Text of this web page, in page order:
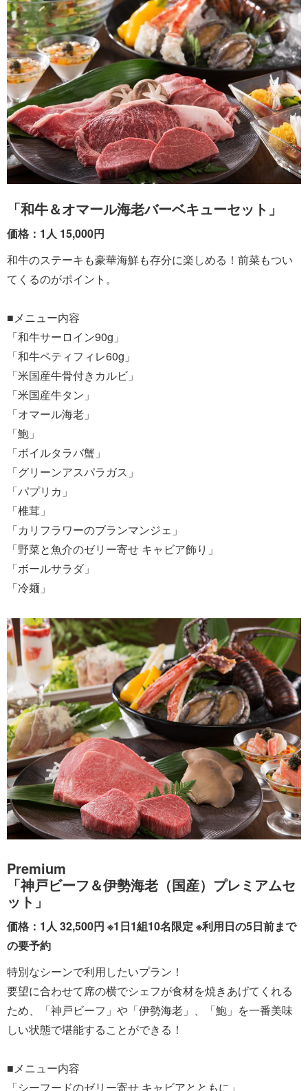
「和牛＆オマール海老バーベキューセット」
価格：1人 15,000円
和牛のステーキも豪華海鮮も存分に楽しめる！前菜もつい
てくるのがポイント。
■メニュー内容
「和牛サーロイン90g」
「和牛ペティフィレ60g」
「米国産牛骨付きカルビ」
「米国産牛タン」
「オマール海老」
「鮑」
「ボイルタラバ蟹」
「グリーンアスパラガス」
「パプリカ」
「椎茸」
「カリフラワーのブランマンジェ」
「野菜と魚介のゼリー寄せ キャビア飾り」
「ボールサラダ」
「冷麺」
Premium
「神戸ビーフ＆伊勢海老（国産）プレミアムセ
ット」
価格：1人 32,500円 ※1日1組10名限定 ※利用日の5日前まで
の要予約
特別なシーンで利用したいプラン！
要望に合わせて席の横でシェフが食材を焼きあげてくれる
ため、「神戸ビーフ」や「伊勢海老」、「鮑」を一番美味
しい状態で堪能することができる！
■メニュー内容
「シーフードのゼリー寄せ キャビアとともに」